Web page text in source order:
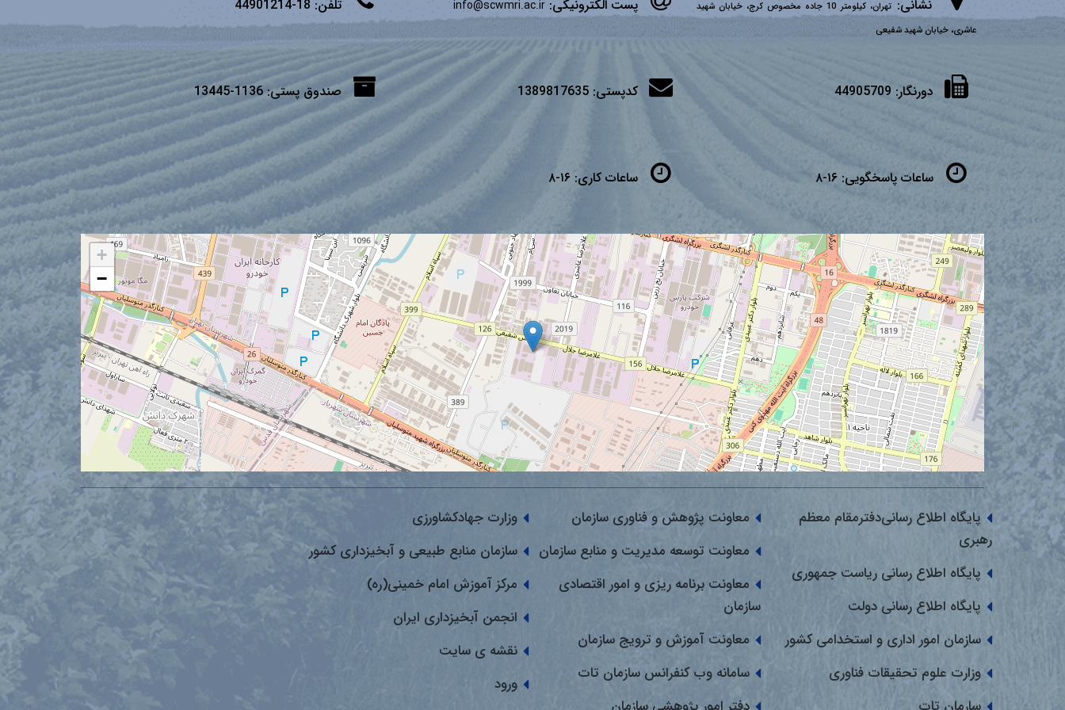
نشانی:
تهران، کیلومتر 10 جاده مخصوص کرج، خیابان شهید
عاشری، خیابان شهید شفیعی
پست الکترونیکی:info@scwmri.ac.ir تلفن: 18-44901214
دورنگار: 44905709 کدپستی:1389817635 صندوق پستی:1136-13445
ساعات پاسخگویی: ۱۶-۸ ساعات کاری: ۱۶-۸
+
−
پایگاه اطلاع رسانی‌دفترمقام معظم
رهبری
پایگاه اطلاع رسانی ریاست جمهوری
پایگاه اطلاع رسانی دولت
سازمان امور اداری و استخدامی کشور
وزارت علوم تحقیقات فناوری
معاونت پژوهش و فناوری سازمان
معاونت توسعه مدیریت و منابع سازمان
معاونت برنامه ریزی و امور اقتصادی
سازمان
معاونت آموزش و ترویج سازمان
سامانه وب کنفرانس سازمان تات
وزارت جهادکشاورزی
سازمان منابع طبیعی و آبخیزداری کشور
مرکز آموزش امام خمینی(ره)
انجمن آبخیزداری ایران
نقشه ی سایت
ورود